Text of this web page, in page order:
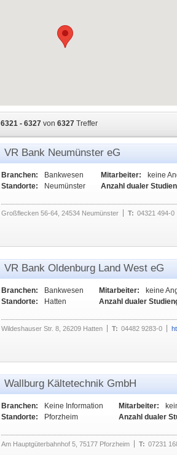
6321 - 6327 von 6327 Treffer
VR Bank Neumünster eG
Branchen:
Bankwesen
Standorte:
Neumünster
Mitarbeiter:
keine
Anzahl dualer
Großflecken 56-64, 24534 Neumünster T: 04321 494-0
VR Bank Oldenburg Land West eG
Branchen:
Bankwesen
Standorte:
Hatten
Mitarbeiter:
keine
Anzahl dualer
Wildeshauser Str. 8, 26209 Hatten T: 04482 9283-0
Wallburg Kältetechnik GmbH
Branchen:
Keine Information
Standorte:
Pforzheim
Mitarbeiter:
Anzahl dualer
Am Hauptgüterbahnhof 5, 75177 Pforzheim T: 07231